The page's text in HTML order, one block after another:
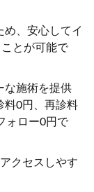
、安心してイ
とが可能で
な施術を提供
料0円、再診料
ォロー0円で
クセスしやす